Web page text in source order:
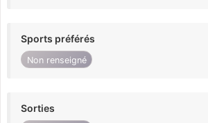
Sports préférés
Non renseigné
Sorties